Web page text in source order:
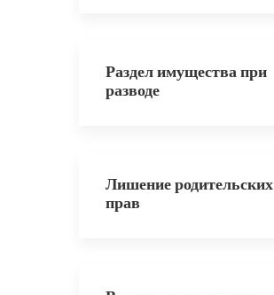
Раздел имущества при
разводе
Лишение родительских
прав